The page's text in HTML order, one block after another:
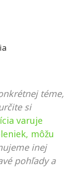
téme,
si
varuje
môžu
inej
pohľady a